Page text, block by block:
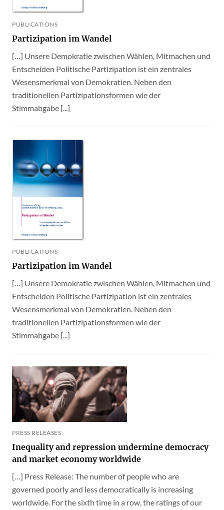
PUBLICATIONS
Partizipation im Wandel
[…] Unsere Demokratie zwischen Wählen, Mitmachen und
Entscheiden Politische Partizipation ist ein zentrales
Wesensmerkmal von Demokratien. Neben den
traditionellen Partizipationsformen wie der
Stimmabgabe [...]
PUBLICATIONS
Partizipation im Wandel
[…] Unsere Demokratie zwischen Wählen, Mitmachen und
Entscheiden Politische Partizipation ist ein zentrales
Wesensmerkmal von Demokratien. Neben den
traditionellen Partizipationsformen wie der
Stimmabgabe [...]
PRESS RELEASES
Inequality and repression undermine democracy
and market economy worldwide
[…] Press Release: The number of people who are
governed poorly and less democratically is increasing
worldwide. For the sixth time in a row, the ratings of our